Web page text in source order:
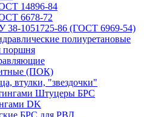
14896-84
6678-72
38-1051725-86 (ГОСТ 6969-54)
полиуретановые
поршня
(ПОК)
втулки, "звездочки"
Штуцеры БРС
DK
БРС для РВД